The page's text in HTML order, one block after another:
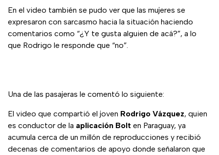
En el video también se pudo ver que las mujeres se
expresaron con sarcasmo hacia la situación haciendo
comentarios como “¿Y te gusta alguien de acá?”, a lo
que Rodrigo le responde que “no”.
Una de las pasajeras le comentó lo siguiente:
El video que compartió el joven Rodrigo Vázquez, quien
es conductor de la aplicación Bolt en Paraguay, ya
acumula cerca de un millón de reproducciones y recibió
decenas de comentarios de apoyo donde señalaron que